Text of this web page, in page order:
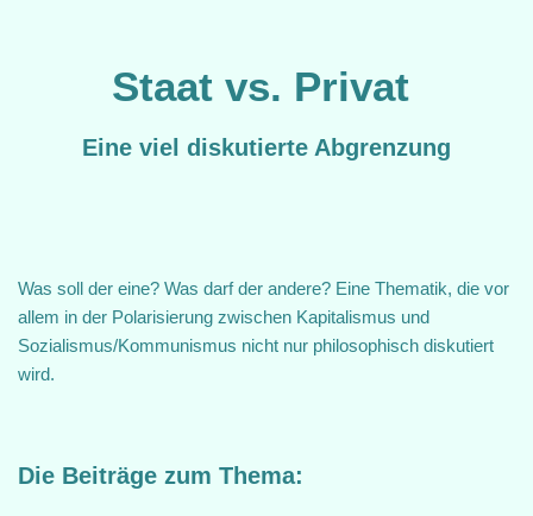
Staat vs. Privat
Eine viel diskutierte Abgrenzung
Was soll der eine? Was darf der andere? Eine Thematik, die vor
allem in der Polarisierung zwischen Kapitalismus und
Sozialismus/Kommunismus nicht nur philosophisch diskutiert
wird.
Die Beiträge zum Thema: